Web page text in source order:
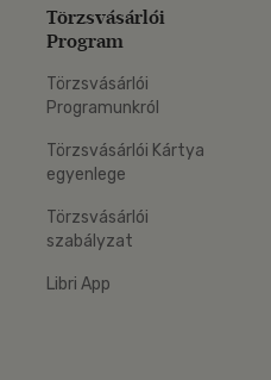
Törzsvásárlói
Program
Törzsvásárlói
Programunkról
Törzsvásárlói Kártya
egyenlege
Törzsvásárlói
szabályzat
Libri App